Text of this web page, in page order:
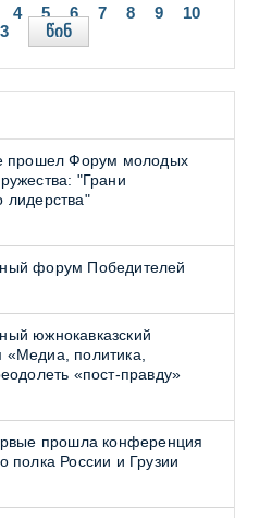
4 5 6 7 8 9
10
წინ
прошел Форум молодых
"Грани
лидерства"
форум Победителей
южнокавказский
политика,
«пост-правду»
прошла конференция
полка России и Грузии